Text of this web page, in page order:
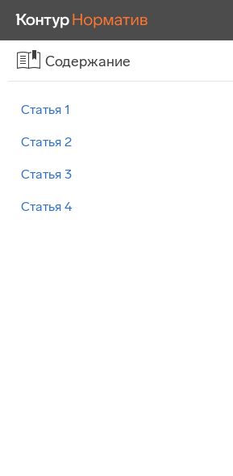
Содержание
Статья 1
Статья 2
Статья 3
Статья 4